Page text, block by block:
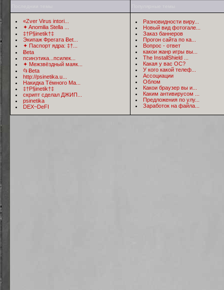
«Zver Virus intori...
✦ Anomilia Stella ...
‡†P§inetik†‡
Экипаж Фрегата Ƀet...
✦ Паспорт ядра: ‡†...
Ƀeta
псинэтика...псилек...
✦ Межзвёздный маяк...
📂Ƀeta
http://psinetika.u...
Накидка Тёмного Ма...
‡†P§inetik†‡
скрипт сделал ДЖИП...
psinetika
DEX~DeFI
Разновидности виру...
Новый вид фотогале...
Заказ баннеров
Прогон сайта по ка...
Вопрос - ответ
какои жанр игры вы...
The InstallShield ...
Какая у вас ОС?
У кого какой телеф...
Ассоциации
Облом
Какои браузер вы и...
Каким антивирусом ...
Предложения по улу...
Заработок на файла...